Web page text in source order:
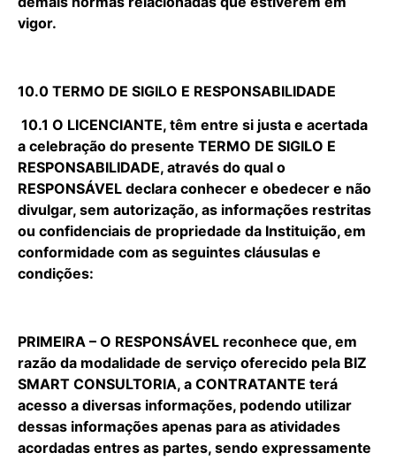
vigor.
10.0 TERMO DE SIGILO E RESPONSABILIDADE
10.1 O LICENCIANTE, têm entre si justa e acertada
a celebração do presente TERMO DE SIGILO E
RESPONSABILIDADE, através do qual o
RESPONSÁVEL declara conhecer e obedecer e não
divulgar, sem autorização, as informações restritas
ou confidenciais de propriedade da Instituição, em
conformidade com as seguintes cláusulas e
condições:
PRIMEIRA – O RESPONSÁVEL reconhece que, em
razão da modalidade de serviço oferecido pela BIZ
SMART CONSULTORIA, a CONTRATANTE terá
acesso a diversas informações, podendo utilizar
dessas informações apenas para as atividades
acordadas entres as partes, sendo expressamente